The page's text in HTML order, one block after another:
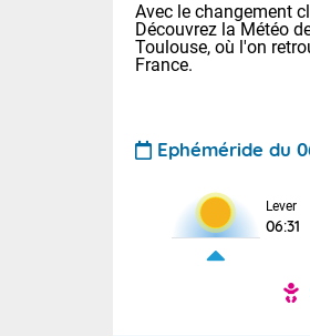
Avec le changement
Découvrez la Météo
Toulouse, où l'on
France.
Ephéméride du
Lever
06:31